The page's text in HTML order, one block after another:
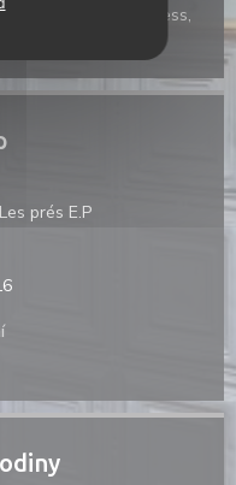
American Express,
prés E.P